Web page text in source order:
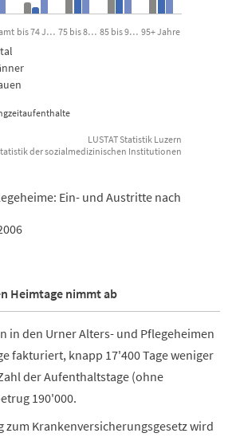
bis 74 J… 75 bis 8… 85 bis 9… 95+ Jahre
LUSTAT Statistik Luzern
der sozialmedizinischen Institutionen
Ein- und Austritte nach
Heimtage nimmt ab
in den Urner Alters- und Pflegeheimen
fakturiert, knapp 17'400 Tage weniger
der Aufenthaltstage (ohne
190'000.
zum Krankenversicherungsgesetz wird